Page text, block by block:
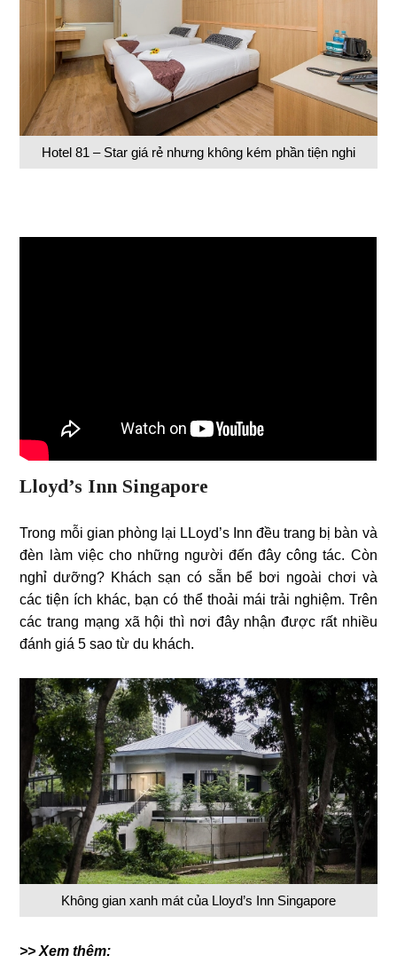
Hotel 81 – Star giá rẻ nhưng không kém phần tiện nghi
Lloyd’s Inn Singapore
Trong mỗi gian phòng lại LLoyd’s Inn đều trang bị bàn và
đèn làm việc cho những người đến đây công tác. Còn
nghỉ dưỡng? Khách sạn có sẵn bể bơi ngoài chơi và
các tiện ích khác, bạn có thể thoải mái trải nghiệm. Trên
các trang mạng xã hội thì nơi đây nhận được rất nhiều
đánh giá 5 sao từ du khách.
Không gian xanh mát của Lloyd’s Inn Singapore
>> Xem thêm: